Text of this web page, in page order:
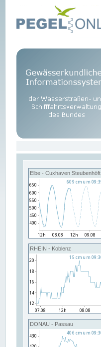
Elbe - Cuxhaven Steubenhöft
RHEIN - Koblenz
DONAU - Passau